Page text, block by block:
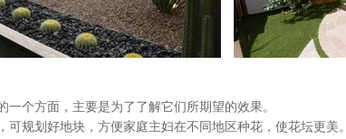
个方面，主要是为了了解它们所期望的效果。
规划好地块，方便家庭主妇在不同地区种花，使花坛更美。